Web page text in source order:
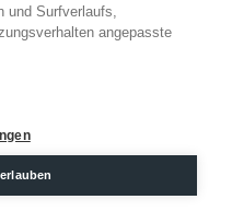
Impressum
und Surfverlaufs,
angepasste